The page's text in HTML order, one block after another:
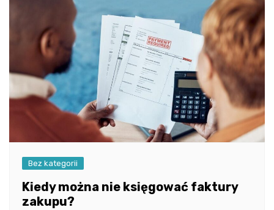
Bez kategorii
Kiedy można nie księgować faktury
zakupu?